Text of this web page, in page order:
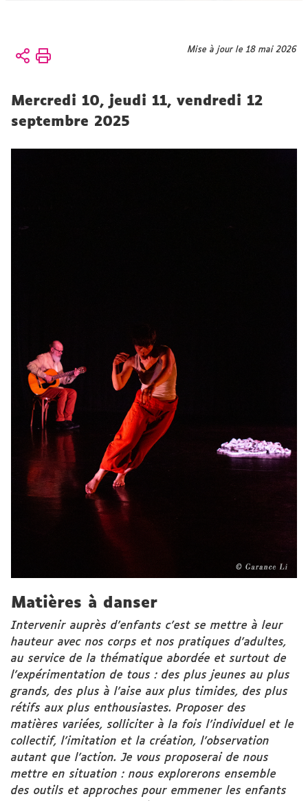
Vous
Accueil
CFMI
Formation
continue
Mise à jour le 18 mai 2026
Mercredi 10, jeudi 11, vendredi 12
septembre 2025
Matières à danser
Intervenir auprès d’enfants c'est se mettre à leur
hauteur avec nos corps et nos pratiques d'adultes,
au service de la thématique abordée et surtout de
l'expérimentation de tous : des plus jeunes au plus
grands, des plus à l'aise aux plus timides, des plus
rétifs aux plus enthousiastes. Proposer des
matières variées, solliciter à la fois l'individuel et le
collectif, l'imitation et la création, l'observation
autant que l'action. Je vous proposerai de nous
mettre en situation : nous explorerons ensemble
des outils et approches pour emmener les enfants